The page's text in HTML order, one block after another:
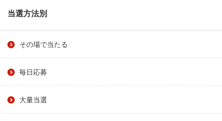
当選方法別
その場で当たる
毎日応募
大量当選